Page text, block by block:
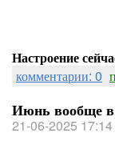
Настроение
комментарии: 0
Июнь вообще
21-06-2025 17:14